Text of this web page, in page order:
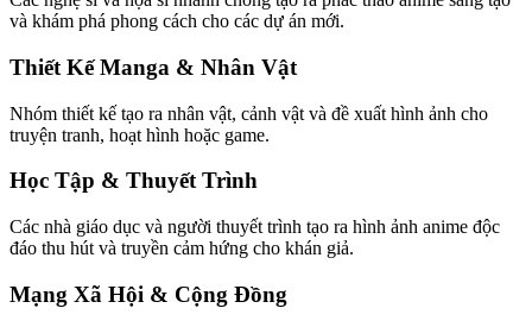
và khám phá phong cách cho các dự án mới.
Thiết Kế Manga & Nhân Vật
Nhóm thiết kế tạo ra nhân vật, cảnh vật và đề xuất hình ảnh cho
truyện tranh, hoạt hình hoặc game.
Học Tập & Thuyết Trình
Các nhà giáo dục và người thuyết trình tạo ra hình ảnh anime độc
đáo thu hút và truyền cảm hứng cho khán giả.
Mạng Xã Hội & Cộng Đồng